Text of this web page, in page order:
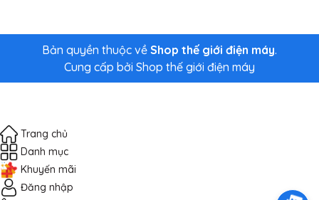
Bản quyền thuộc về Shop thế giới điện máy.
Cung cấp bởi Shop thế giới điện máy
Trang chủ
Danh mục
Khuyến mãi
Đăng nhập